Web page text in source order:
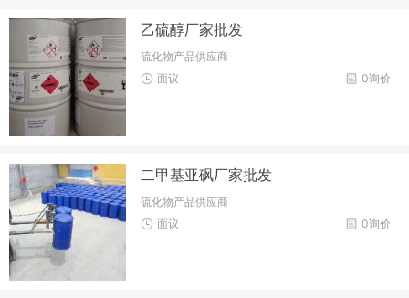
乙硫醇厂家批发
硫化物产品供应商
0询价
面议
二甲基亚砜厂家批发
硫化物产品供应商
0询价
面议